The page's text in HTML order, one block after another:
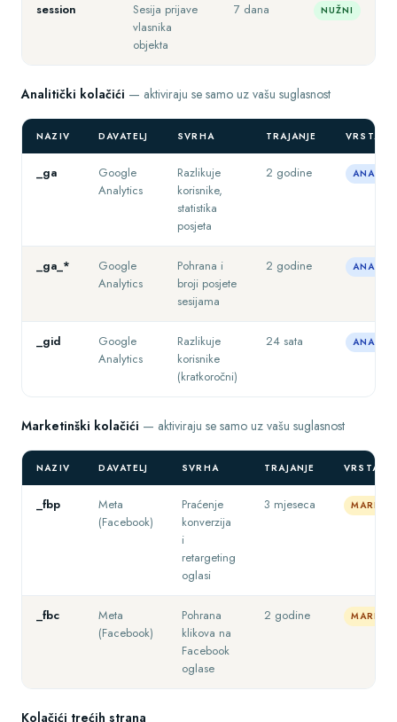
session
Sesija prijave
vlasnika
objekta
7 dana NUŽNI
Analitički kolačići — aktiviraju se samo uz vašu suglasnost
NAZIV DAVATELJ SVRHA TRAJANJE VRSTA
_ga
Google
Analytics
Razlikuje
korisnike,
statistika
posjeta
2 godine
_ga_*
Google
Analytics
Pohrana i
broji posjete
sesijama
2 godine
_gid
Google
Analytics
Razlikuje
korisnike
(kratkoročni)
24 sata
Marketinški kolačići — aktiviraju se samo uz vašu suglasnost
NAZIV DAVATELJ SVRHA TRAJANJE VRSTA
_fbp
Meta
(Facebook)
Praćenje
konverzija
i
retargeting
oglasi
3 mjeseca
_fbc
Meta
(Facebook)
Pohrana
klikova na
Facebook
oglase
2 godine
Kolačići trećih strana